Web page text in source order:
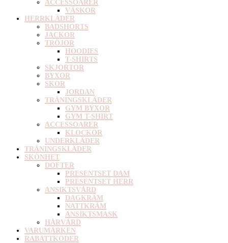
ACCESSOARER
VÄSKOR
HERRKLÄDER
BADSHORTS
JACKOR
TRÖJOR
HOODIES
T-SHIRTS
SKJORTOR
BYXOR
SKOR
JORDAN
TRÄNINGSKLÄDER
GYM BYXOR
GYM T-SHIRT
ACCESSOARER
KLOCKOR
UNDERKLÄDER
TRÄNINGSKLÄDER
SKÖNHET
DOFTER
PRESENTSET DAM
PRESENTSET HERR
ANSIKTSVÅRD
DAGKRÄM
NATTKRÄM
ANSIKTSMASK
HÅRVÅRD
VARUMÄRKEN
RABATTKODER